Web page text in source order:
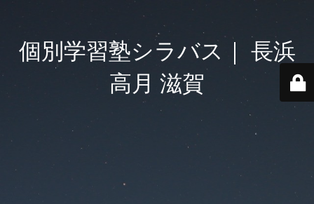
個別学習塾シラバス｜ 長浜
高月 滋賀